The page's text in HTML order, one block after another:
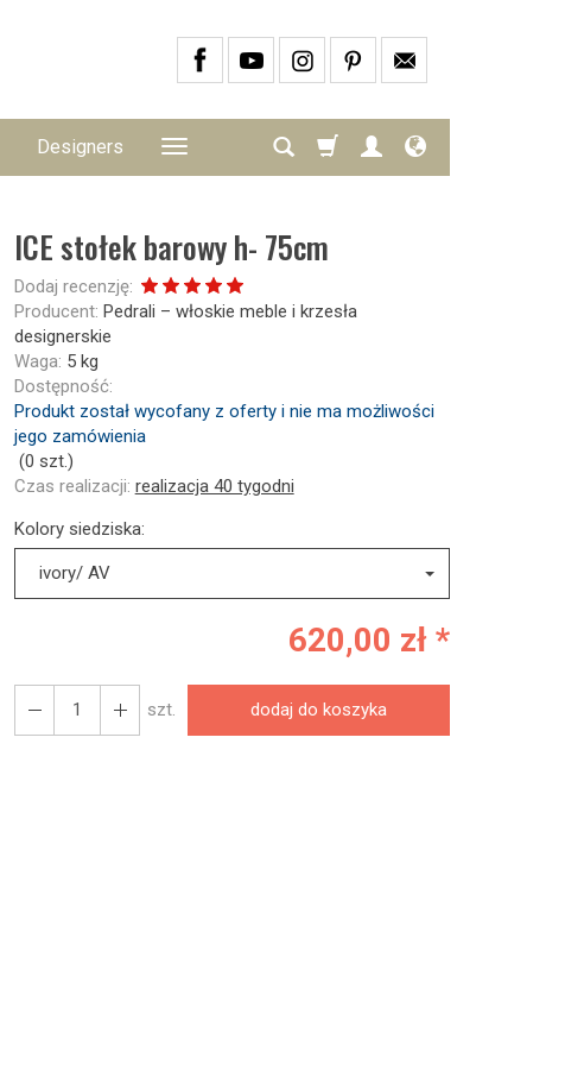
Designers
ICE stołek barowy h- 75cm
Dodaj recenzję:
Producent: Pedrali – włoskie meble i krzesła
designerskie
Waga: 5kg
Dostępność:
Produkt został wycofany z oferty i nie ma możliwości
jego zamówienia
(0 szt.)
Czas realizacji: realizacja 40 tygodni
Kolory siedziska:
ivory/ AV
620,00 zł *
szt. dodaj do koszyka